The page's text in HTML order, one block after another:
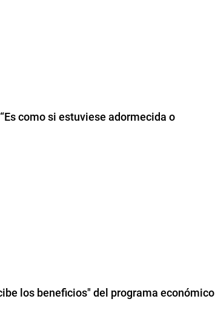
como si estuviese adormecida o
los beneficios" del programa económico